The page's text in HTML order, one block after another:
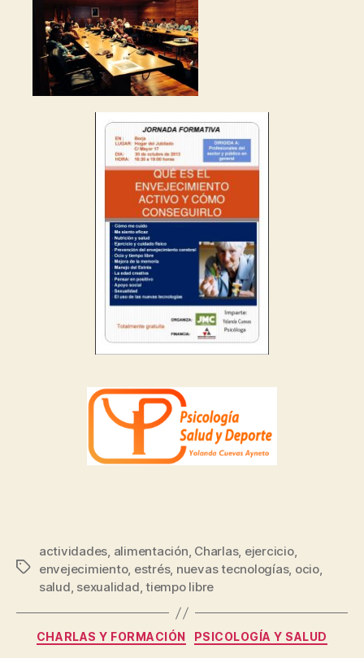
actividades, alimentación, Charlas, ejercicio,
envejecimiento, estrés, nuevas tecnologías, ocio,
salud, sexualidad,tiempo libre
CHARLAS Y FORMACIÓN PSICOLOGÍA Y SALUD